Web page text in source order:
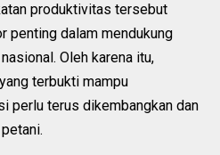
produktivitas tersebut
penting dalam mendukung
Oleh karena itu,
terbukti mampu
perlu terus dikembangkan dan